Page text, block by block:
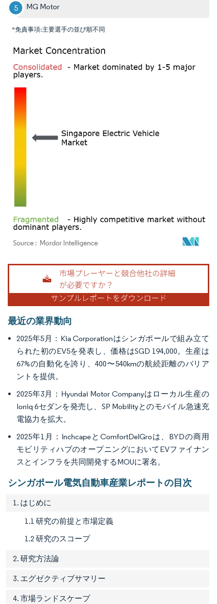
MG Motor
*免責事項:主要選手の並び順不同
画像 © Mordor Intelligence。再利用にはCC BY 4.0の表示が必要です。
最近の業界動向
2025年5月：Kia Corporationはシンガポールで組み立て
られた初のEV5を発表し、価格はSGD 194,000。生産は
67%の自動化を誇り、400〜540kmの航続距離のバリア
ントを提供。
2025年3月：Hyundai Motor Companyはローカル生産の
Ioniq 6セダンを発売し、SP Mobilityとのモバイル急速充
電協力を拡大。
2025年1月：InchcapeとComfortDelGroは、BYDの商用
モビリティハブのオープニングにおいてEVファイナン
スとインフラを共同開発するMOUに署名。
シンガポール電気自動車産業レポートの目次
1. はじめに
1.1 研究の前提と市場定義
1.2 研究のスコープ
2. 研究方法論
3. エグゼクティブサマリー
4. 市場ランドスケープ